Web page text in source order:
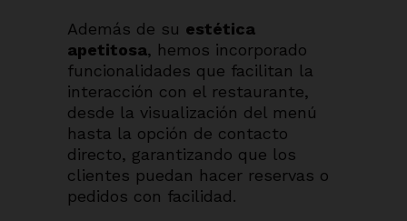
Además de su estética
apetitosa, hemos incorporado
funcionalidades que facilitan la
interacción con el restaurante,
desde la visualización del menú
hasta la opción de contacto
directo, garantizando que los
clientes puedan hacer reservas o
pedidos con facilidad.